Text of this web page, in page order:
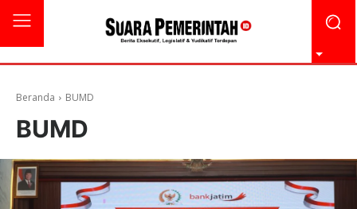
Beranda BUMD
BUMD